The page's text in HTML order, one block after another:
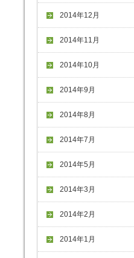
2014年12月
2014年11月
2014年10月
2014年9月
2014年8月
2014年7月
2014年5月
2014年3月
2014年2月
2014年1月